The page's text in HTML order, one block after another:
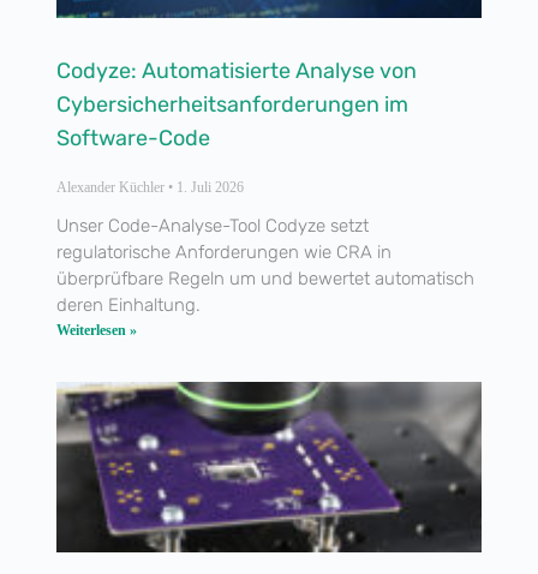
Codyze: Automatisierte Analyse von
Cybersicherheitsanforderungen im
Software-Code
Alexander Küchler 1. Juli 2026
Unser Code-Analyse-Tool Codyze setzt
regulatorische Anforderungen wie CRA in
überprüfbare Regeln um und bewertet automatisch
deren Einhaltung.
Weiterlesen »